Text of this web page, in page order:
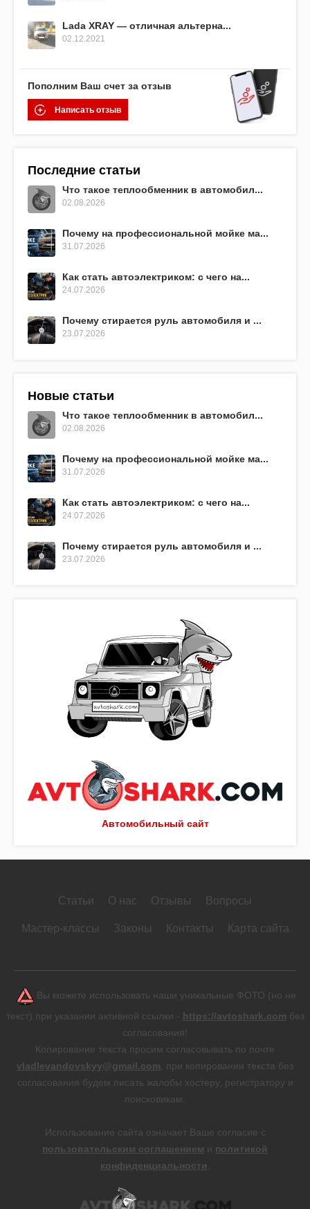
Автомобильный сайт
Lada XRAY — отличная альтерна...
02.12.2021
Пополним Ваш счет за отзыв
Написать отзыв
Последние статьи
Что такое теплообменник в автомобил...
02.08.2026
Почему на профессиональной мойке ма...
31.07.2026
Как стать автоэлектриком: с чего на...
24.07.2026
Почему стирается руль автомобиля и ...
23.07.2026
Новые статьи
Что такое теплообменник в автомобил...
02.08.2026
Почему на профессиональной мойке ма...
31.07.2026
Как стать автоэлектриком: с чего на...
24.07.2026
Почему стирается руль автомобиля и ...
23.07.2026
Статьи О нас Отзывы Вопросы
Мастер-классы Законы Контакты Карта сайта
Вы можете использовать наши уникальные ФОТО (но не
текст) при указании активной ссылки - https://avtoshark.com без
согласования!
Копирование текста просим согласовывать по почте
vladlevandovskyy@gmail.com , при копировании текста без
согласования будем писать жалобы хостеру, регистратору и
поисковикам.
Использование сайта означает Ваше согласие с
пользовательским соглашением и политикой
конфиденциальности